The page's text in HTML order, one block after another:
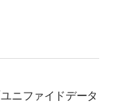
ニファイドデータ